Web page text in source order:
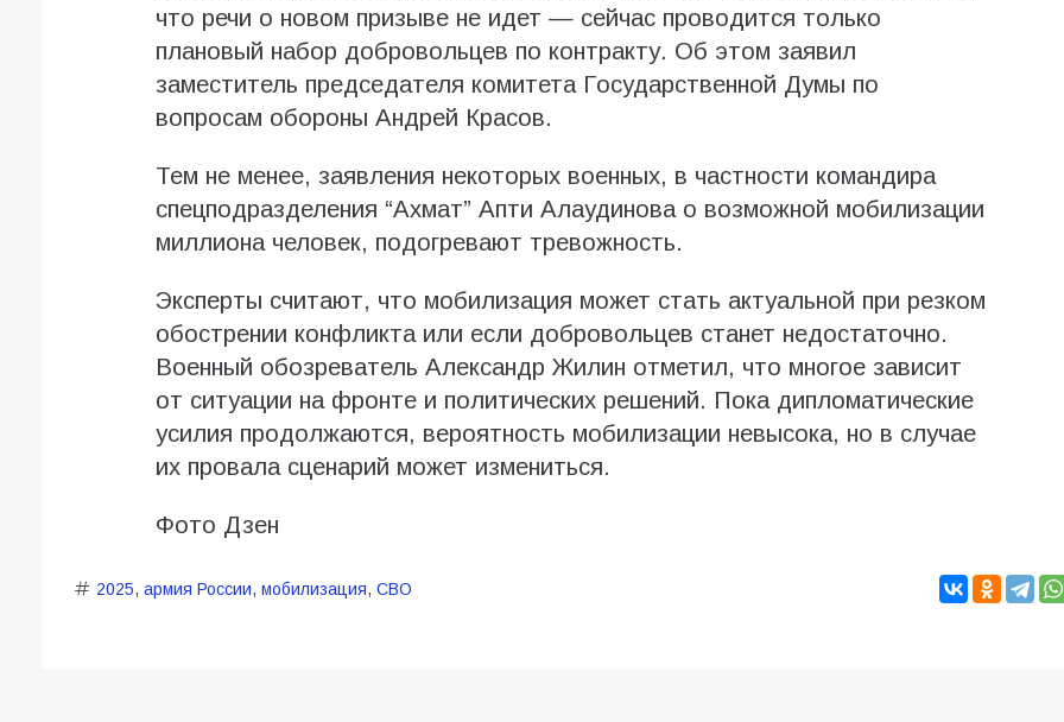
что речи о новом призыве не идет — сейчас проводится только
плановый набор добровольцев по контракту. Об этом заявил
заместитель председателя комитета Государственной Думы по
вопросам обороны Андрей Красов.
Тем не менее, заявления некоторых военных, в частности командира
спецподразделения “Ахмат” Апти Алаудинова о возможной мобилизации
миллиона человек, подогревают тревожность.
Эксперты считают, что мобилизация может стать актуальной при резком
обострении конфликта или если добровольцев станет недостаточно.
Военный обозреватель Александр Жилин отметил, что многое зависит
от ситуации на фронте и политических решений. Пока дипломатические
усилия продолжаются, вероятность мобилизации невысока, но в случае
их провала сценарий может измениться.
Фото Дзен
2025, армия России, мобилизация, СВО